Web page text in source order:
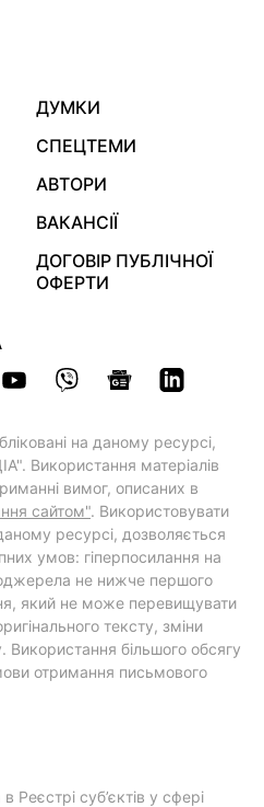
ДУМКИ
СПЕЦТЕМИ
АВТОРИ
ВАКАНСІЇ
ДОГОВІР ПУБЛІЧНОЇ
ОФЕРТИ
на даному ресурсі,
Використання матеріалів
вимог, описаних в
сайтом". Використовувати
ресурсі, дозволяється
умов: гіперпосилання на
не нижче першого
який не може перевищувати
тексту, зміни
Використання більшого обсягу
отримання письмового
Реєстрі суб’єктів у сфері